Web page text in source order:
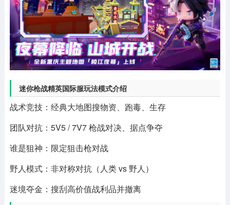
迷你枪战精英国际服玩法模式介绍
战术竞技：经典大地图搜物资、跑毒、生存
团队对抗：5V5 / 7V7 枪战对决、据点争夺
谁是狙神：限定狙击枪对战
野人模式：非对称对抗（人类 vs 野人）
迷境夺金：搜刮高价值战利品并撤离